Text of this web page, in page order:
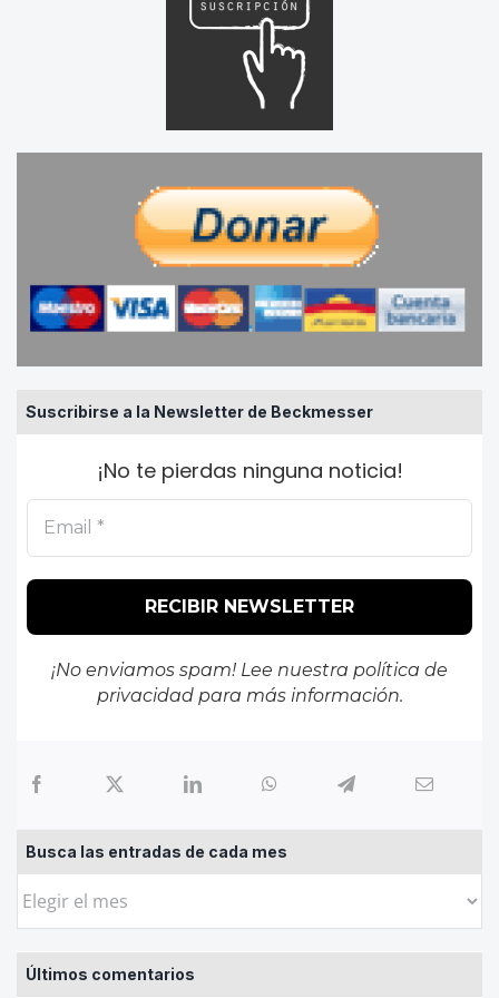
Suscribirse a la Newsletter de Beckmesser
¡No te pierdas ninguna noticia!
¡No enviamos spam! Lee nuestra política de
privacidadpara más información.
Busca las entradas de cada mes
Busca
entradas
de
Últimos comentarios